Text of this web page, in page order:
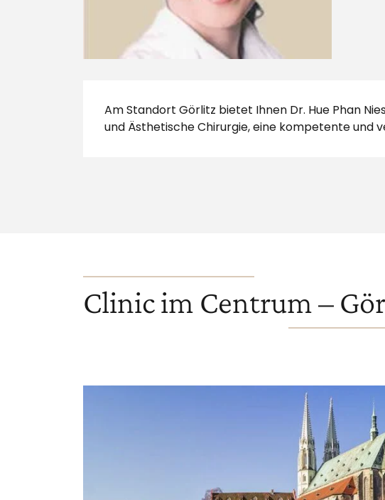
Am Standort Görlitz bietet Ihnen Dr. Hue Phan
und Ästhetische Chirurgie, eine kompetente und
Clinic im Centrum –